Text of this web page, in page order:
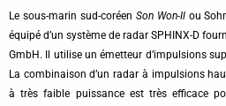
Le sous-marin sud-coréen Son Won-Ilou
équipé d’un système de radar SPHINX-D
GmbH. Il utilise un émetteur d’impulsions
La combinaison d’un radar à impulsions
à très faible puissance est très efficace